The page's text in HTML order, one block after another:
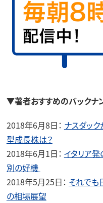
▼著者おすすめのバックナ
2018年6月8日： ナスダッ
型成長株は？
2018年6月1日： イタリア
別の好機
2018年5月25日： それでも
の相場展望